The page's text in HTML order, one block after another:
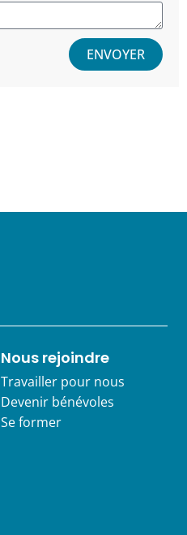
ENVOYER
Nous rejoindre
Travailler pour nous
Devenir bénévoles
Se former